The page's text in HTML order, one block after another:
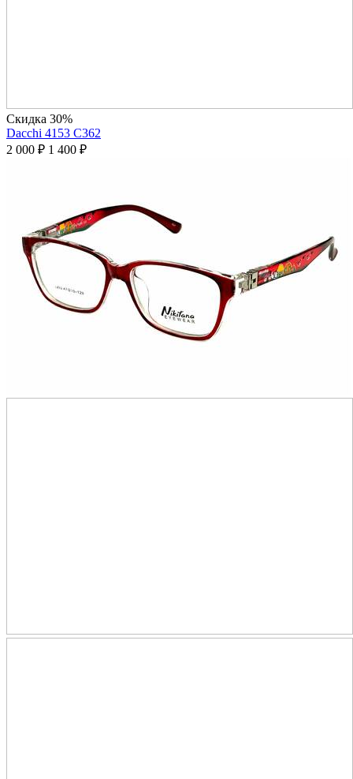
Скидка 30%
Dacchi 4153 C362
2 000 ₽ 1 400 ₽